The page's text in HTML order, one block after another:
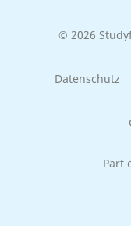
© 2026
Datenschutz
Part